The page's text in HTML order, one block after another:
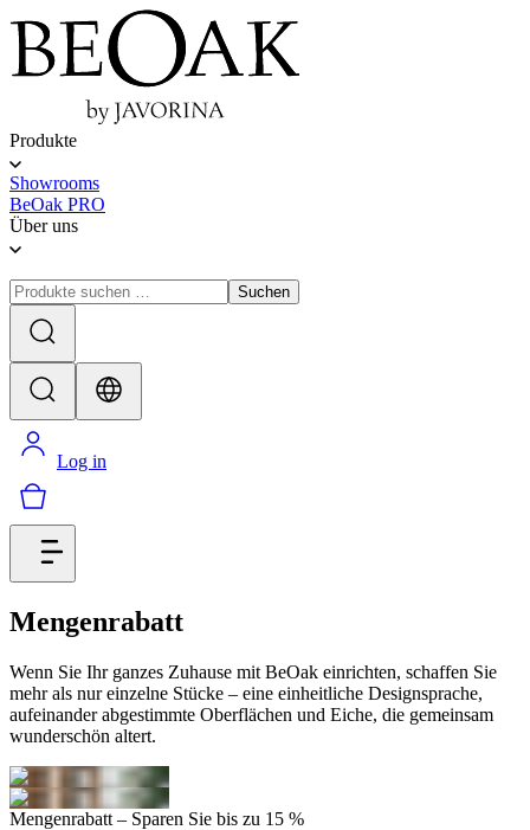
Produkte
Showrooms
BeOak PRO
Über uns
Suchen
Log in
Mengenrabatt
Wenn Sie Ihr ganzes Zuhause mit BeOak einrichten, schaffen Sie
mehr als nur einzelne Stücke – eine einheitliche Designsprache,
aufeinander abgestimmte Oberflächen und Eiche, die gemeinsam
wunderschön altert.
Mengenrabatt – Sparen Sie bis zu 15 %